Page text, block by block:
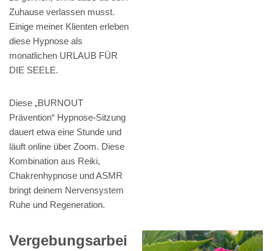
Zuhause verlassen musst.
Einige meiner Klienten erleben
diese Hypnose als
monatlichen URLAUB FÜR
DIE SEELE.
Diese „BURNOUT
Prävention“ Hypnose-Sitzung
dauert etwa eine Stunde und
läuft online über Zoom. Diese
Kombination aus Reiki,
Chakrenhypnose und ASMR
bringt deinem Nervensystem
Ruhe und Regeneration.
Vergebungsarbei